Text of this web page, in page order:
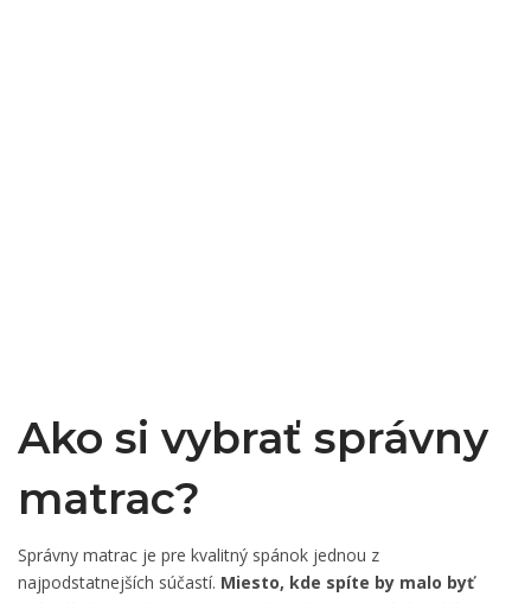
Ako si vybrať správny
matrac?
Správny matrac je pre kvalitný spánok jednou z
najpodstatnejších súčastí. Miesto, kde spíte by malo byť